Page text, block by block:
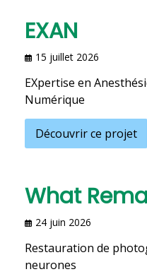
EXAN
15 juillet 2026
EXpertise en
Numérique
Découvrir ce projet
What
24 juin 2026
Restauration de
neurones